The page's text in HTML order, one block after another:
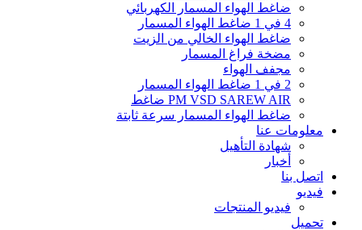
ضاغط الهواء المسمار الكهربائي
4 في 1 ضاغط الهواء المسمار
ضاغط الهواء الخالي من الزيت
مضخة فراغ المسمار
مجفف الهواء
2 في 1 ضاغط الهواء المسمار
PM VSD SAREW AIR ضاغط
ضاغط الهواء المسمار سرعة ثابتة
معلومات عنا
شهادة التأهيل
أخبار
اتصل بنا
فيديو
فيديو المنتجات
تحميل